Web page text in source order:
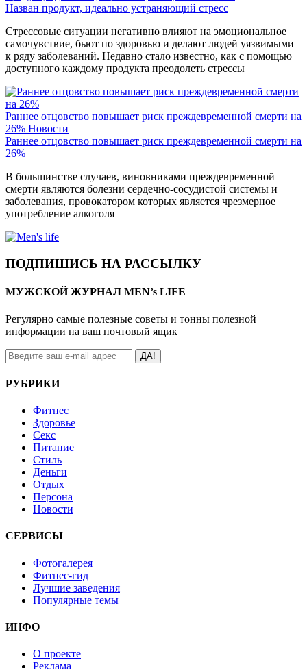
Назван продукт, идеально устраняющий стресс
Стрессовые ситуации негативно влияют на эмоциональное
самочувствие, бьют по здоровью и делают людей уязвимыми
к ряду заболеваний. Недавно стало известно, как с помощью
доступного каждому продукта преодолеть стрессы
Раннее отцовство повышает риск преждевременной смерти на
26% Новости
Раннее отцовство повышает риск преждевременной смерти на
26%
В большинстве случаев, виновниками преждевременной
смерти являются болезни сердечно-сосудистой системы и
заболевания, провокатором которых является чрезмерное
употребление алкоголя
ПОДПИШИСЬ НА РАССЫЛКУ
МУЖСКОЙ ЖУРНАЛ MEN’s LIFE
Регулярно самые полезные советы и тонны полезной
информации на ваш почтовый ящик
ДА!
РУБРИКИ
Фитнес
Здоровье
Секс
Питание
Стиль
Деньги
Отдых
Персона
Новости
СЕРВИСЫ
Фотогалерея
Фитнес-гид
Лучшие заведения
Популярные темы
ИНФО
О проекте
Реклама